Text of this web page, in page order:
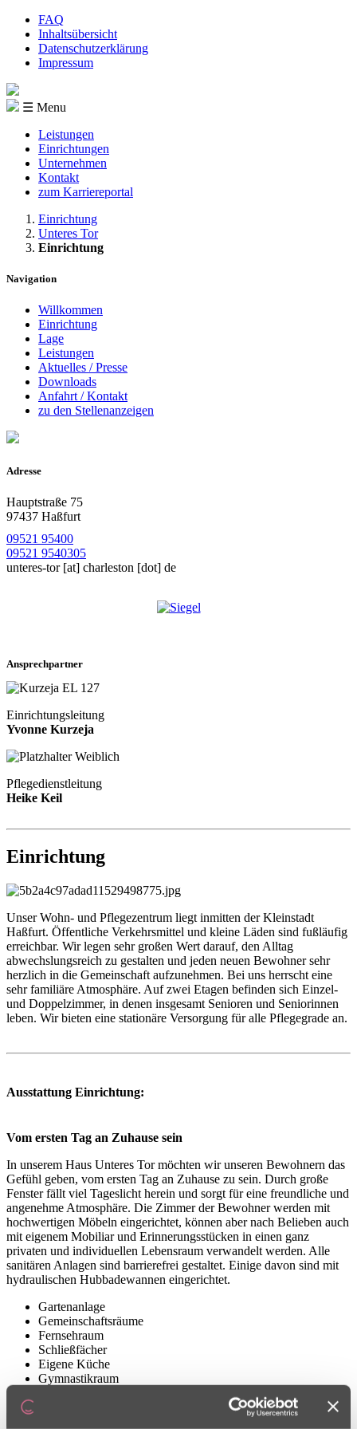
FAQ
Inhaltsübersicht
Datenschutzerklärung
Impressum
☰ Menu
Leistungen
Einrichtungen
Unternehmen
Kontakt
zum Karriereportal
Einrichtung
Unteres Tor
Einrichtung
Navigation
Willkommen
Einrichtung
Lage
Leistungen
Aktuelles / Presse
Downloads
Anfahrt / Kontakt
zu den Stellenanzeigen
Adresse
Hauptstraße 75
97437 Haßfurt
09521 95400
09521 9540305
unteres-tor[at] charleston [dot] de
Ansprechpartner
Einrichtungsleitung
Yvonne Kurzeja
Pflegedienstleitung
Heike Keil
Einrichtung
Unser Wohn- und Pflegezentrum liegt inmitten der Kleinstadt
Haßfurt. Öffentliche Verkehrsmittel und kleine Läden sind fußläufig
erreichbar. Wir legen sehr großen Wert darauf, den Alltag
abwechslungsreich zu gestalten und jeden neuen Bewohner sehr
herzlich in die Gemeinschaft aufzunehmen. Bei uns herrscht eine
sehr familiäre Atmosphäre. Auf zwei Etagen befinden sich Einzel-
und Doppelzimmer, in denen insgesamt Senioren und Seniorinnen
leben. Wir bieten eine stationäre Versorgung für alle Pflegegrade an.
Ausstattung Einrichtung:
Vom ersten Tag an Zuhause sein
In unserem Haus Unteres Tor möchten wir unseren Bewohnern das
Gefühl geben, vom ersten Tag an Zuhause zu sein. Durch große
Fenster fällt viel Tageslicht herein und sorgt für eine freundliche und
angenehme Atmosphäre. Die Zimmer der Bewohner werden mit
hochwertigen Möbeln eingerichtet, können aber nach Belieben auch
mit eigenem Mobiliar und Erinnerungsstücken in einen ganz
privaten und individuellen Lebensraum verwandelt werden. Alle
sanitären Anlagen sind barrierefrei gestaltet. Einige davon sind mit
hydraulischen Hubbadewannen eingerichtet.
Gartenanlage
Gemeinschaftsräume
Fernsehraum
Schließfächer
Eigene Küche
Gymnastikraum